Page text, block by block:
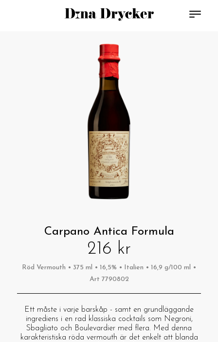
Carpano Antica Formula
216 kr
Röd Vermouth • 375 ml • 16,5% • Italien • 16,9 g/100 ml •
Art 7790802
Ett måste i varje barskåp - samt en grundläggande
ingrediens i en rad klassiska cocktails som Negroni,
Sbagliato och Boulevardier med flera. Med denna
karakteristiska röda vermouth är det enkelt att blanda